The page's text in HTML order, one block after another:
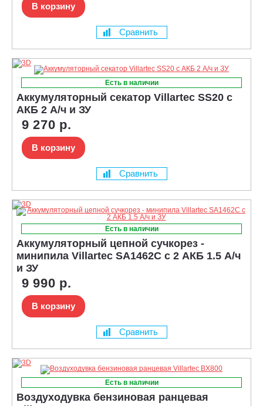
В корзину
Сравнить
Есть в наличии
Аккумуляторный секатор Villartec SS20 с
АКБ 2 А/ч и ЗУ
9 270 р.
В корзину
Сравнить
Есть в наличии
Аккумуляторный цепной сучкорез -
минипила Villartec SA1462С с 2 АКБ 1.5 А/ч
и ЗУ
9 990 р.
В корзину
Сравнить
Есть в наличии
Воздуходувка бензиновая ранцевая